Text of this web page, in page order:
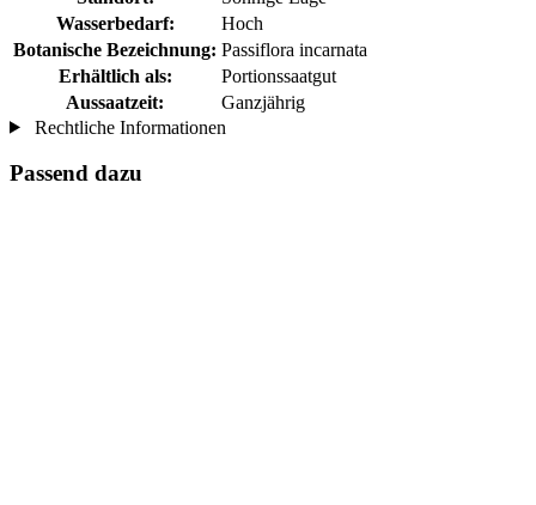
Wasserbedarf:
Hoch
Botanische Bezeichnung: Passiflora incarnata
Erhältlich als:
Portionssaatgut
Aussaatzeit:
Ganzjährig
Rechtliche Informationen
Passend dazu